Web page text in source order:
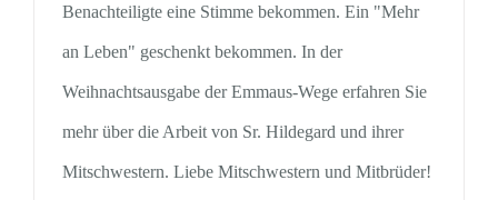
Benachteiligte eine Stimme bekommen. Ein "Mehr
an Leben" geschenkt bekommen. In der
Weihnachtsausgabe der Emmaus-Wege erfahren Sie
mehr über die Arbeit von Sr. Hildegard und ihrer
Mitschwestern. Liebe Mitschwestern und Mitbrüder!